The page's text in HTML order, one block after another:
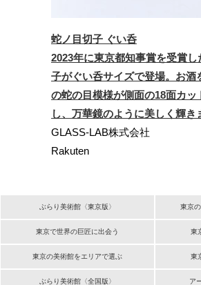
蛇ノ目切子 ぐい呑
2023年に東京都知事賞を受賞し
子がぐい呑サイズで登場。お酒
の蛇の目模様が側面の18面カッ
し、万華鏡のように美しく輝き
GLASS-LAB株式会社
Rakuten
ぶらり美術館〈東京版〉 東京
東京で世界の巨匠に出会う 東
東京の美術館をエリアで選ぶ 東
ぶらり美術館〈全国版〉 ア